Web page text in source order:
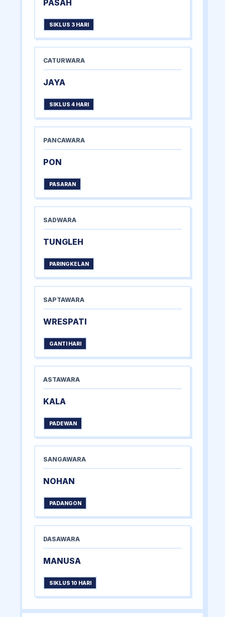
PASAH
SIKLUS 3 HARI
CATURWARA
JAYA
SIKLUS 4 HARI
PANCAWARA
PON
PASARAN
SADWARA
TUNGLEH
PARINGKELAN
SAPTAWARA
WRESPATI
GANTI HARI
ASTAWARA
KALA
PADEWAN
SANGAWARA
NOHAN
PADANGON
DASAWARA
MANUSA
SIKLUS 10 HARI